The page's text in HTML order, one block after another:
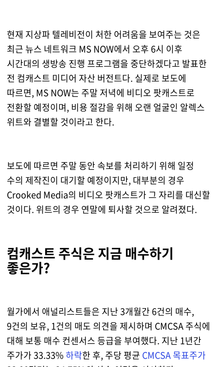
현재 지상파 텔레비전이 처한 어려움을 보여주는 것은
최근 뉴스 네트워크 MS NOW에서 오후 6시 이후
시간대의 생방송 진행 프로그램을 중단하겠다고 발표한
전 컴캐스트 미디어 자산 버전트다. 실제로 보도에
따르면, MS NOW는 주말 저녁에 비디오 팟캐스트로
전환할 예정이며, 비용 절감을 위해 오랜 얼굴인 알렉스
위트와 결별할 것이라고 한다.
보도에 따르면 주말 동안 속보를 처리하기 위해 일정
수의 제작진이 대기할 예정이지만, 대부분의 경우
Crooked Media의 비디오 팟캐스트가 그 자리를 대신할
것이다. 위트의 경우 연말에 퇴사할 것으로 알려졌다.
컴캐스트 주식은 지금 매수하기
좋은가?
월가에서 애널리스트들은 지난 3개월간 6건의 매수,
9건의 보유, 1건의 매도 의견을 제시하며 CMCSA 주식에
대해 보통 매수 컨센서스 등급을 부여했다. 지난 1년간
주가가 33.33% 하락한 후, 주당 평균 CMCSA 목표주가